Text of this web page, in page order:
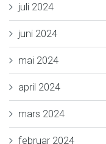
juli 2024
juni 2024
mai 2024
april 2024
mars 2024
februar 2024